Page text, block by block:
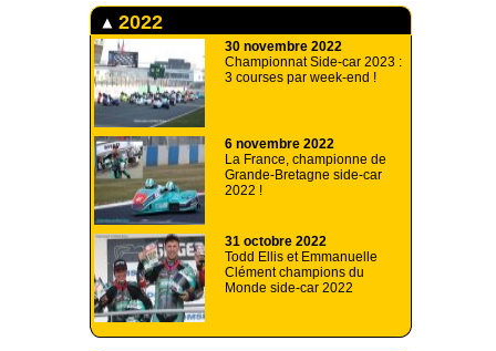
2022
30 novembre 2022
Championnat Side-car 2023 :
3 courses par week-end !
6 novembre 2022
La France, championne de
Grande-Bretagne side-car
2022 !
31 octobre 2022
Todd Ellis et Emmanuelle
Clément champions du
Monde side-car 2022